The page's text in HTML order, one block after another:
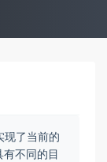
现了当前的
不同的目